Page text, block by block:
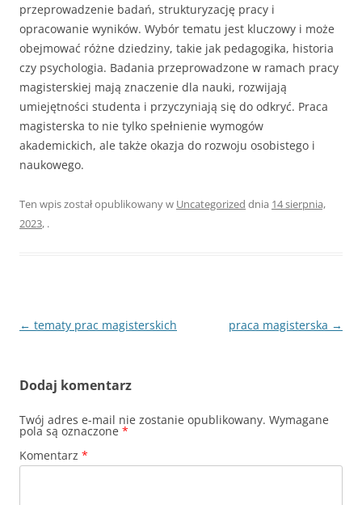
przeprowadzenie badań, strukturyzację pracy i
opracowanie wyników. Wybór tematu jest kluczowy i może
obejmować różne dziedziny, takie jak pedagogika, historia
czy psychologia. Badania przeprowadzone w ramach pracy
magisterskiej mają znaczenie dla nauki, rozwijają
umiejętności studenta i przyczyniają się do odkryć. Praca
magisterska to nie tylko spełnienie wymogów
akademickich, ale także okazja do rozwoju osobistego i
naukowego.
Ten wpis został opublikowany w Uncategorized dnia 14 sierpnia,
2023, .
Nawigacja
← tematy prac magisterskich praca magisterska →
Dodaj komentarz
Twój adres e-mail nie zostanie opublikowany. Wymagane
pola są oznaczone *
Komentarz *